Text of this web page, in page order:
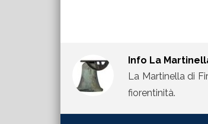
Info La
La Martinella di
fiorentinità.